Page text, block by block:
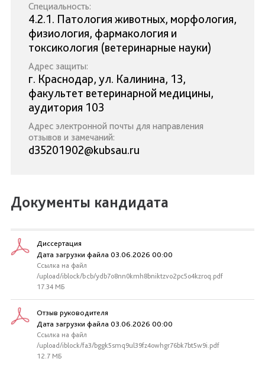
Специальность:
4.2.1. Патология животных, морфология,
физиология, фармакология и
токсикология (ветеринарные науки)
Адрес защиты:
г. Краснодар, ул. Калинина, 13,
факультет ветеринарной медицины,
аудитория 103
Адрес электронной почты для направления
отзывов и замечаний:
d35201902@kubsau.ru
Документы кандидата
Диссертация
Дата загрузки файла 03.06.2026 00:00
Ссылка на файл
/upload/iblock/bcb/ydb7o8nn0kmh8bniktzvo2pc5o4kzroq.pdf
17.34 МБ
Отзыв руководителя
Дата загрузки файла 03.06.2026 00:00
Ссылка на файл
/upload/iblock/fa3/bggk5smq9ul39fz4owhgr76bk7bt5w9i.pdf
12.7 МБ